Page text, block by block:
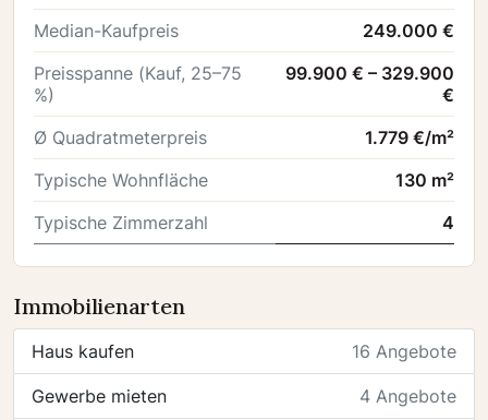
Median-Kaufpreis
249.000 €
Preisspanne (Kauf, 25–75
%)
99.900 € – 329.900
€
Ø Quadratmeterpreis
1.779 €/m²
Typische Wohnfläche
130 m²
Typische Zimmerzahl
4
Immobilienarten
Haus kaufen 16 Angebote
Gewerbe mieten 4 Angebote